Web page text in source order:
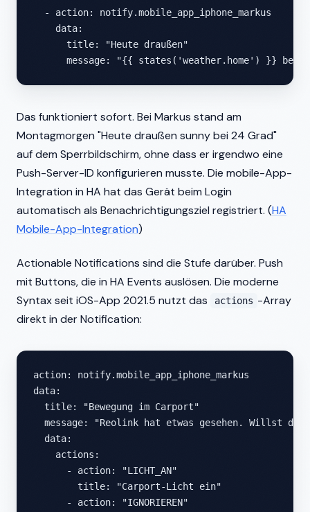
  - action: notify.mobile_app_iphone_markus
    data:
      title: "Heute draußen"
message: "{{ states('weather.home') }} bei
Das funktioniert sofort. Bei Markus stand am
Montagmorgen "Heute draußen sunny bei 24 Grad"
auf dem Sperrbildschirm, ohne dass er irgendwo eine
Push-Server-ID konfigurieren musste. Die mobile-App-
Integration in HA hat das Gerät beim Login
automatisch als Benachrichtigungsziel registriert. (HA
Mobile-App-Integration)
Actionable Notifications sind die Stufe darüber. Push
mit Buttons, die in HA Events auslösen. Die moderne
Syntax seit iOS-App 2021.5 nutzt das
actions -Array
direkt in der Notification:
action: notify.mobile_app_iphone_markus
data:
  title: "Bewegung im Carport"
message: "Reolink hat etwas gesehen. Willst du
  data:
    actions:
      - action: "LICHT_AN"
        title: "Carport-Licht ein"
      - action: "IGNORIEREN"